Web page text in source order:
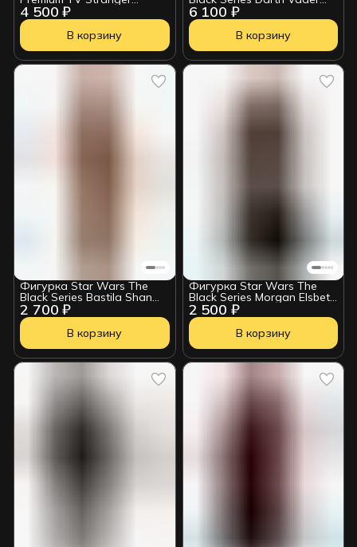
4 500 ₽
Things Demogorgon (On
Fire) (Exc) (1831) 88400
В корзину
6 100 ₽
G03645L0
В корзину
2 700 ₽
Фигурка Star Wars The
Black Series Bastila Shan
HSB246
В корзину
2 500 ₽
Фигурка Star Wars The
Black Series Morgan Elsbeth
HSB244
В корзину